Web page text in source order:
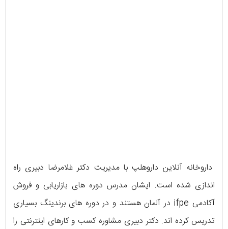
داروخانه آنلاین داروهلپ با مدیریت دکتر غلامرضا دبیری راه‌
اندازی شده است. ایشان مدرس دوره‌ ‌های بازاریابی و فروش
آکادمی ifpe در آلمان هستند و در دوره‌ های برندینگ بسیاری
تدریس کرده ‌اند. دکتر دبیری مشاوره کسب و کارهای اینترنتی را